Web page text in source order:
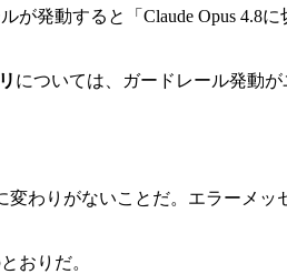
発動すると「Claude Opus
については、ガードレール発動
わりがないことだ。エラーメ
おりだ。